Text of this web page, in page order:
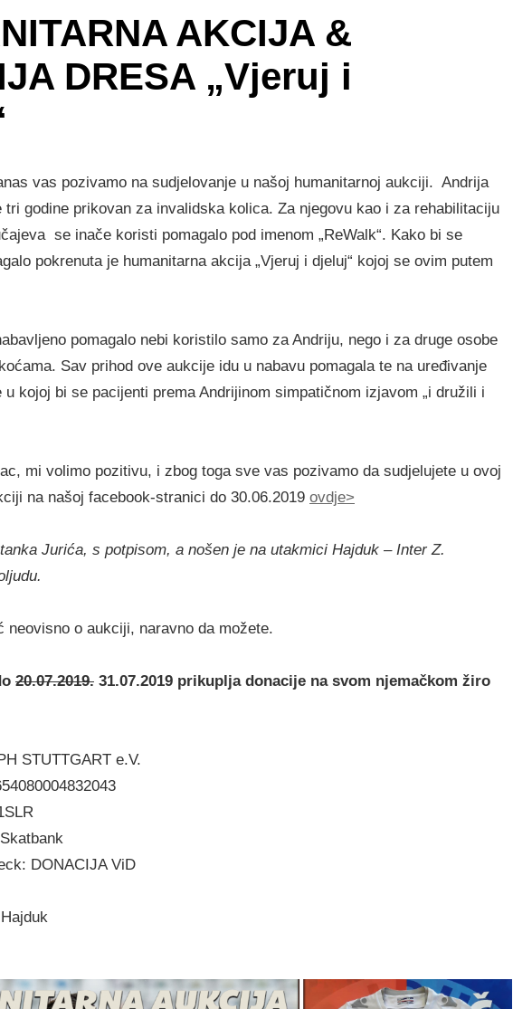
AKCIJA &
DRESA „Vjeruj i
vas pozivamo na sudjelovanje u našoj humanitarnoj aukciji. Andrija
tri godine prikovan za invalidska kolica. Za njegovu kao i za rehabilitaciju
se inače koristi pomagalo pod imenom „ReWalk“. Kako bi se
pokrenuta je humanitarna akcija „Vjeruj i djeluj“ kojoj se ovim putem
pomagalo nebi koristilo samo za Andriju, nego i za druge osobe
Sav prihod ove aukcije idu u nabavu pomagala te na uređivanje
u kojoj bi se pacijenti prema Andrijinom simpatičnom izjavom „i družili i
mi volimo pozitivu, i zbog toga sve vas pozivamo da sudjelujete u ovoj
na našoj facebook-stranici do 30.06.2019 ovdje>
Jurića, s potpisom, a nošen je na utakmici Hajduk – Inter Z.
neovisno o aukciji, naravno da možete.
20.07.2019. 31.07.2019 prikuplja donacije na svom njemačkom žiro
STUTTGART e.V.
DONACIJA ViD